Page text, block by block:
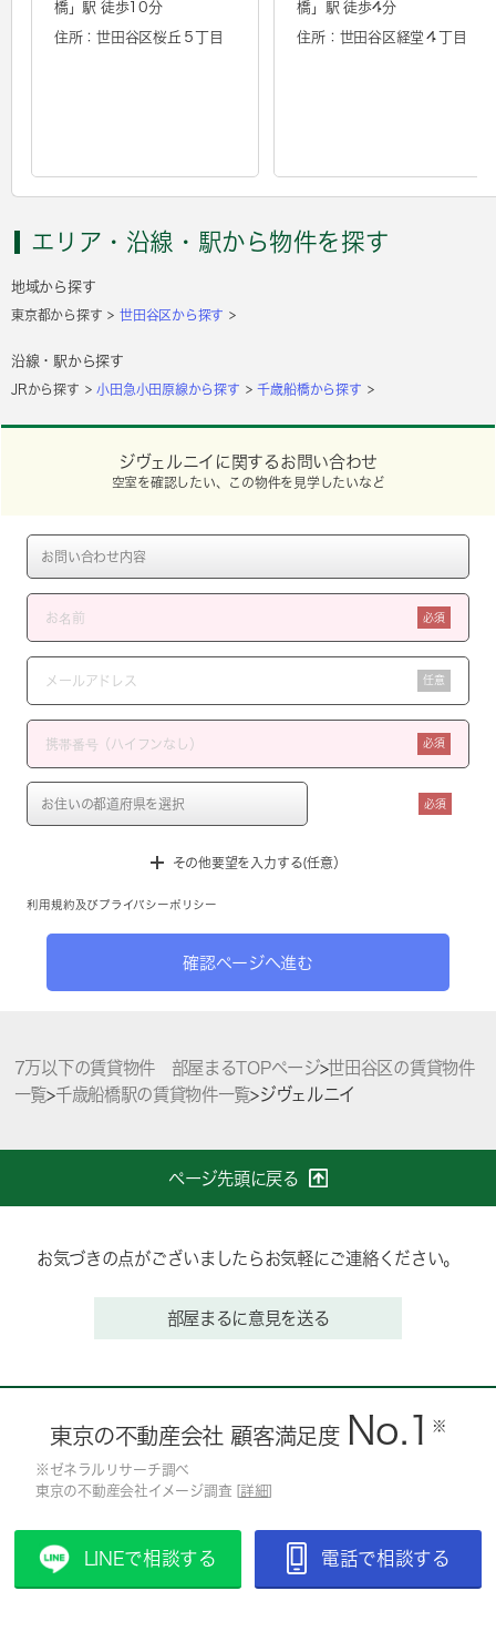
橋」駅 徒歩10分
住所：世田谷区桜丘５丁目
橋 」駅 徒歩4分
住所：世田谷区経堂４丁目
エリア・沿線・駅から物件を探す
地域から探す
東京都から探す 世田谷区から探す
沿線・駅から探す
JRから探す 小田急小田原線から探す 千歳船橋から探す
ジヴェルニイに関するお問い合わせ
空室を確認したい、この物件を見学したいなど
必須
任意
必須
必須
その他要望を入力する(任意）
利用規約 及び プライバシーポリシー
確認ページへ進む
7万以下の賃貸物件 部屋まるTOPページ>世田谷区の賃貸物件
一覧>千歳船橋駅の賃貸物件一覧>ジヴェルニイ
ページ先頭に戻る
お気づきの点がございましたらお気軽にご連絡ください。
部屋まるに意見を送る
東京の不動産会社 顧客満足度 No.1 ※
※ゼネラルリサーチ調べ
東京の不動産会社イメージ調査 [ 詳細
LINEで相談する 電話で相談する